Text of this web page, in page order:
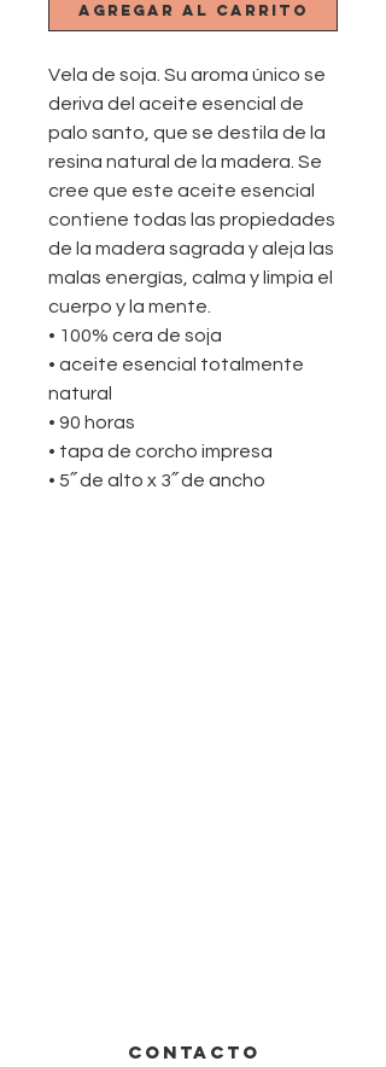
Agregar al carrito
Vela de soja. Su aroma único se
deriva del aceite esencial de
palo santo, que se destila de la
resina natural de la madera. Se
cree que este aceite esencial
contiene todas las propiedades
de la madera sagrada y aleja las
malas energías, calma y limpia el
cuerpo y la mente.
• 100% cera de soja
• aceite esencial totalmente
natural
• 90 horas
• tapa de corcho impresa
• 5˝ de alto x 3˝ de ancho
CONTACTO